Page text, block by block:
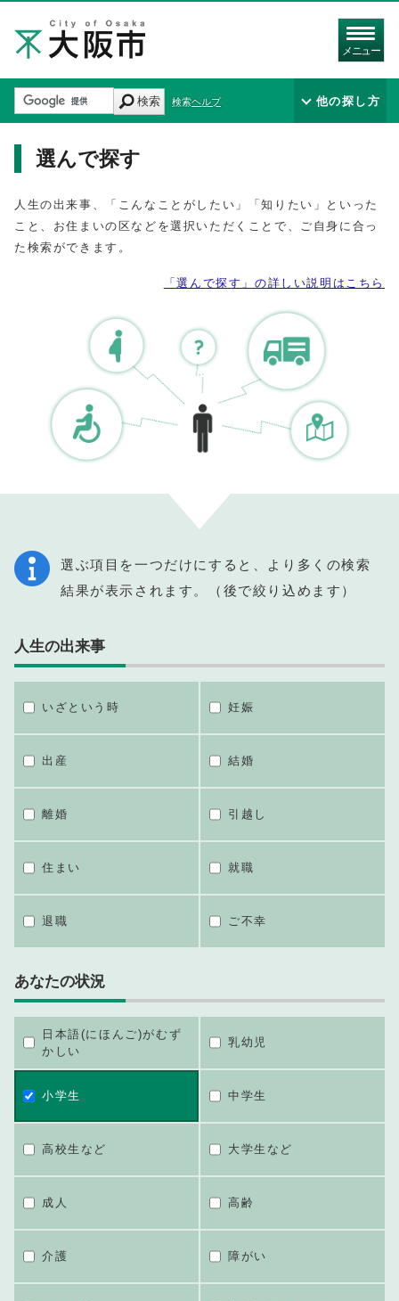
メニュー
検索 検索ヘルプ 他の探し方
選んで探す
人生の出来事、「こんなことがしたい」「知りたい」といった
こと、お住まいの区などを選択いただくことで、ご自身に合っ
た検索ができます。
「選んで探す」の詳しい説明はこちら
選ぶ項目を一つだけにすると、より多くの検索
結果が表示されます。（後で絞り込めます）
人生の出来事
いざという時 妊娠
出産 結婚
離婚 引越し
住まい 就職
退職 ご不幸
あなたの状況
日本語(にほんご)がむず
かしい
乳幼児
小学生 中学生
高校生など 大学生など
成人 高齢
介護 障がい